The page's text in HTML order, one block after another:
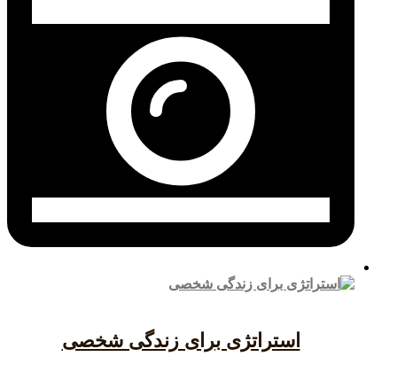
استراتژی برای زندگی شخصی